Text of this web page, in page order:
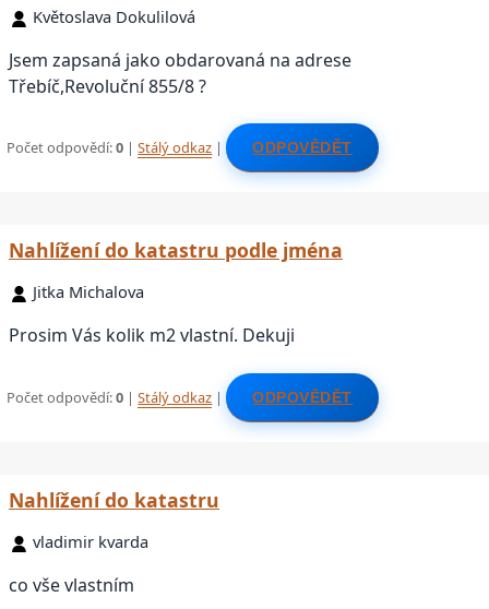
Květoslava Dokulilová
Jsem zapsaná jako obdarovaná na adrese
Třebíč,Revoluční 855/8 ?
Počet odpovědí:0 |Stálý odkaz | ODPOVĚDĚT
Nahlížení do katastru podle jména
Jitka Michalova
Prosim Vás kolik m2 vlastní. Dekuji
Počet odpovědí:0 |Stálý odkaz | ODPOVĚDĚT
Nahlížení do katastru
vladimir kvarda
co vše vlastním